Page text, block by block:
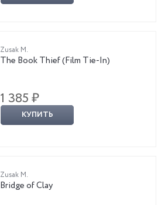
Zusak M.
The Book Thief (Film Tie-In)
1 385 ₽
КУПИТЬ
Zusak M.
Bridge of Clay